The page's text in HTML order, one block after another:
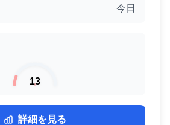
今日
13
詳細を見る